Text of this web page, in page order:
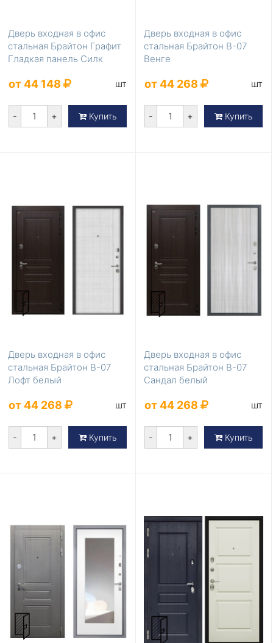
Дверь входная в офис
стальная Брайтон Графит
Гладкая панель Силк
от 44 148 шт
- + Купить
Дверь входная в офис
стальная Брайтон В-07
Венге
от 44 268 шт
- + Купить
Дверь входная в офис
стальная Брайтон В-07
Лофт белый
от 44 268 шт
- + Купить
Дверь входная в офис
стальная Брайтон В-07
Сандал белый
от 44 268 шт
- + Купить